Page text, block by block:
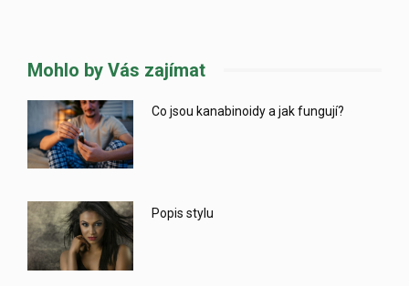
Mohlo by Vás zajímat
Co jsou kanabinoidy a jak fungují?
Popis stylu